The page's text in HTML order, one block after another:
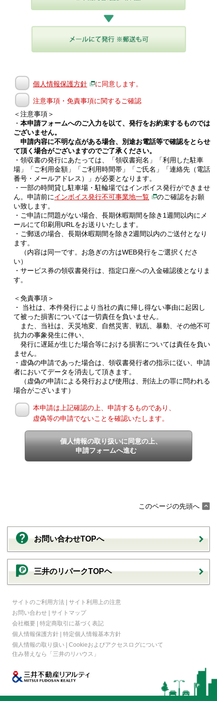
個人情報保護方針 に同意します。
注意事項・免責事項に関するご確認
＜注意事項＞
・ 本申請フォームへのご入力を以て、発行をお約束するものでは
ございません。
申請内容に不明な点がある場合、別途お電話等で確認をとらせ
て頂く場合がございますのでご了承ください。
・領収書の発行にあたっては、「領収書宛名」「利用した駐車
場」「ご利用金額」「ご利用時間帯」「ご氏名」「連絡先（電話
番号・メールアドレス）」が必要となります。
・一部の時間貸し駐車場・駐輪場ではインボイス発行ができませ
ん。申請前にインボイス発行不可事業地一覧
のご確認をお願
い致します。
・ご申請に問題がない場合、長期休暇期間を除き1週間以内にメ
ールにて印刷用URLをお送りいたします。
・ご郵送の場合、長期休暇期間を除き2週間以内のご送付となり
ます。
（内容は同一です。お急ぎの方はWEB発行をご選択くださ
い）
・サービス券の領収書発行は、指定口座への入金確認後となりま
す。
＜免責事項＞
・ 当社は、本件発行により当社の責に帰し得ない事由に起因し
て被った損害については一切責任を負いません。
また、当社は、天災地変、自然災害、戦乱、暴動、その他不可
抗力の事象発生に伴い、
発行に遅延が生じた場合等における損害については責任を負い
ません。
・虚偽の申請であった場合は、領収書発行者の指示に従い、申請
者においてデータを消去して頂きます。
（虚偽の申請による発行および使用は、刑法上の罪に問われる
場合がございます）
本申請は上記確認の上、申請するものであり、
虚偽等の申請でないことを確認いたします。
個人情報の取り扱いに同意の上、
申請フォームへ進む
このページの先頭へ
お問い合わせTOPへ
三井のリパークTOPヘ
サイトのご利用方法 | サイト利用上の注意
お問い合わせ | サイトマップ
会社概要 | 特定商取引に基づく表記
個人情報保護方針 | 特定個人情報基本方針
個人情報の取り扱い | Cookieおよびアクセスログについて
住み替えなら
「三井のリハウス」